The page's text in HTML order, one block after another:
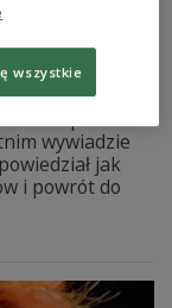
Shinoda
wywiadzie
jak
i powrót do
wszystkie